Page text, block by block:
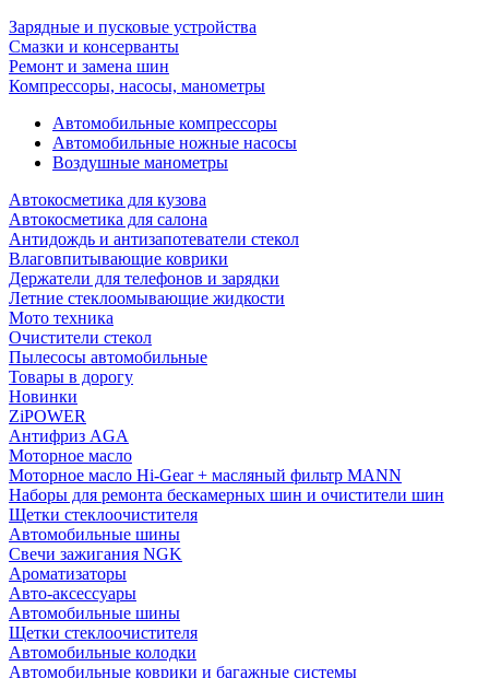
Зарядные и пусковые устройства
Смазки и консерванты
Ремонт и замена шин
Компрессоры, насосы, манометры
Автомобильные компрессоры
Автомобильные ножные насосы
Воздушные манометры
Автокосметика для кузова
Автокосметика для салона
Антидождь и антизапотеватели стекол
Влаговпитывающие коврики
Держатели для телефонов и зарядки
Летние стеклоомывающие жидкости
Мото техника
Очистители стекол
Пылесосы автомобильные
Товары в дорогу
Новинки
ZiPOWER
Антифриз AGA
Моторное масло
Моторное масло Hi-Gear + масляный фильтр MANN
Наборы для ремонта бескамерных шин и очистители шин
Щетки стеклоочистителя
Автомобильные шины
Свечи зажигания NGK
Ароматизаторы
Авто-аксессуары
Автомобильные шины
Щетки стеклоочистителя
Автомобильные колодки
Автомобильные коврики и багажные системы